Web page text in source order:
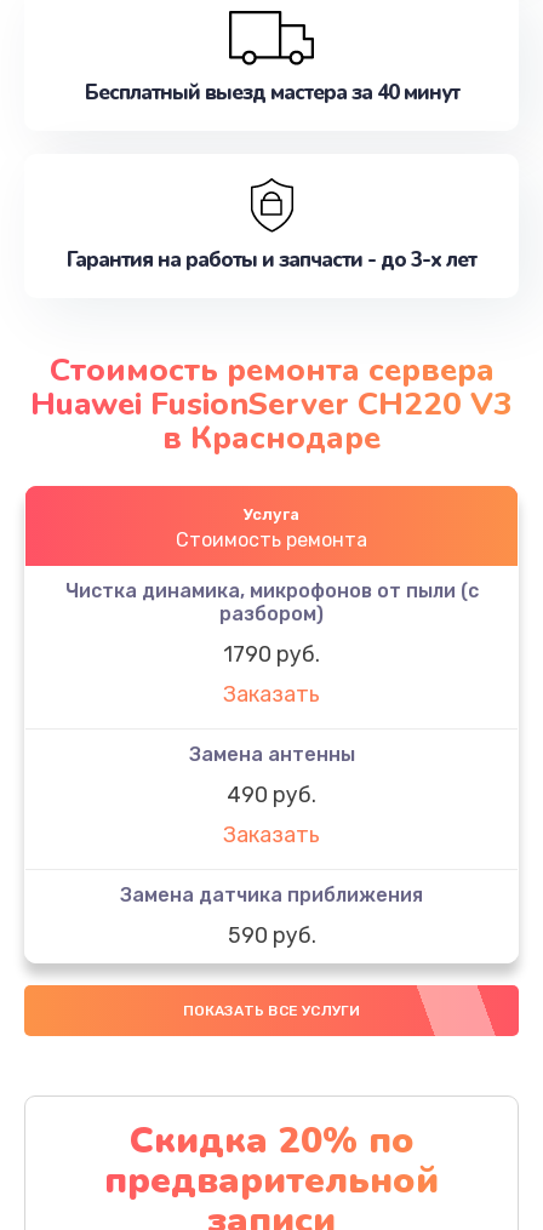
Бесплатный выезд мастера за 40 минут
Гарантия на работы и запчасти - до 3-х лет
Стоимость ремонта сервера
Huawei FusionServer CH220 V3
в Краснодаре
Услуга
Стоимость ремонта
Чистка динамика, микрофонов от пыли (с
разбором)
1790 руб.
Заказать
Замена антенны
490 руб.
Заказать
Замена датчика приближения
590 руб.
Заказать
Замена стекла
Обновление ПО
890 руб.
ПОКАЗАТЬ ВСЕ УСЛУГИ
Скидка 20% по
предварительной